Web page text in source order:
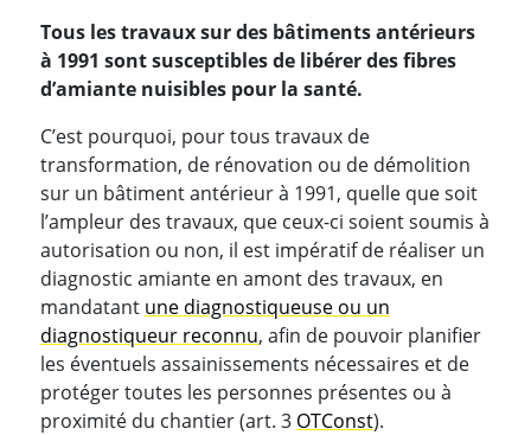
Tous les travaux sur des bâtiments antérieurs
à 1991 sont susceptibles de libérer des fibres
d’amiante nuisibles pour la santé.
C’est pourquoi, pour tous travaux de
transformation, de rénovation ou de démolition
sur un bâtiment antérieur à 1991, quelle que soit
l’ampleur des travaux, que ceux-ci soient soumis à
autorisation ou non, il est impératif de réaliser un
diagnostic amiante en amont des travaux, en
mandatant une diagnostiqueuse ou un
diagnostiqueur reconnu, afin de pouvoir planifier
les éventuels assainissements nécessaires et de
protéger toutes les personnes présentes ou à
proximité du chantier (art. 3 OTConst).